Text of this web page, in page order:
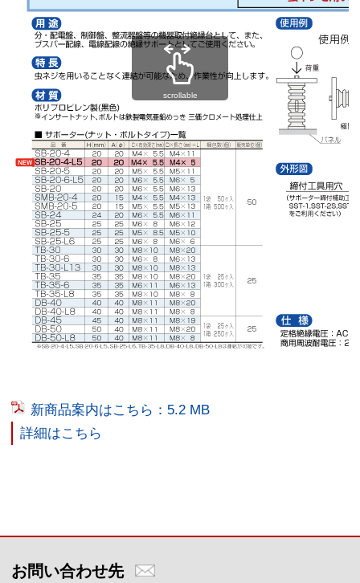
scrollable
新商品案内はこちら：5.2 MB
詳細はこちら
お問い合わせ先